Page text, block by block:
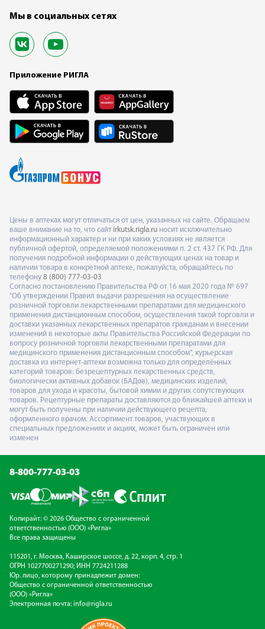
Мы в социальных сетях
Приложение РИГЛА
Цены в аптеках могут отличаться от цен, указанных на сайте. Обращаем
ваше внимание на то, что сайт irkutsk.rigla.ru носит исключительно
информационный характер и ни при каких условиях не является
публичной офертой, определяемой положениями п. 2 ст. 437 ГК РФ. Для
получения подробной информации о действующих ценах на товар и
наличии товара в конкретной аптеке, пожалуйста, обращайтесь по
телефону 8 (800) 777-03-03
Согласно постановлению Правительства РФ от 16 мая 2020 года № 697
"Об утверждении Правил выдачи разрешения на осуществление
розничной торговли лекарственными препаратами для медицинского
применения дистанционным способом, осуществления такой торговли и
доставки указанных лекарственных препаратов гражданам и внесении
изменений в некоторые акты Правительства Российской Федерации по
вопросу розничной торговли лекарственными препаратами для
медицинского применения дистанционным способом", курьерская
доставка из интернет-аптеки возможна только для определённых
категорий товаров: безрецептурных лекарственных средств,
биологически активных добавок (БАДов), медицинских изделий,
товаров для ухода и красоты, бытовой химии и других сопутствующих
товаров. Рецептурные препараты доставляются до ближайшей аптеки и
могут быть получены при наличии действующего рецепта,
оформленного врачом. Ассортимент товаров, участвующих в
специальных предложениях и акциях, может быть ограничен или
изменен
8-800-777-03-03
Копирайт: © 2026 Общество с ограниченной
ответственностью (ООО) «Ригла»
Все права защищены
115201, г. Москва, Каширское шоссе, д. 22, корп. 4, стр. 1
ОГРН 1027700271290; ИНН 7724211288
Юр. лицо, которому принадлежит домен:
Общество с ограниченной ответственностью
(ООО) «Ригла»
Электронная почта: info@rigla.ru